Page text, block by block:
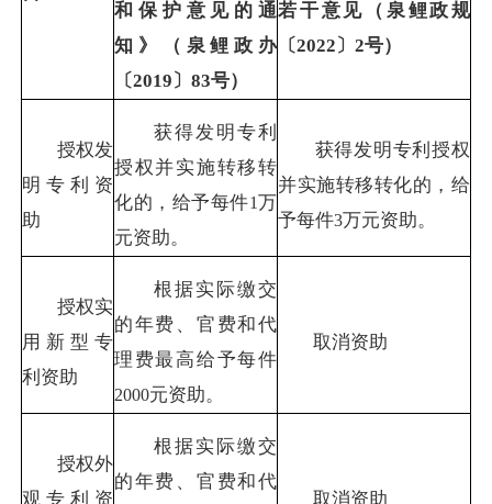
和保护意见的通
知》（泉鲤政办
〔2019 〕 83号）
若干意见（泉鲤政规
〔2022 〕 2号）
授权发
明专利资
助
获得发明专利
授权并实施转移转
化的，给予每件1万
元资助。
获得发明专利授权
并实施转移转化的，给
予每件3万元资助。
授权实
用新型专
利资助
根据实际缴交
的年费、官费和代
理费最高给予每件
2000元资助。
取消资助
授权外
观专利资
根据实际缴交
的年费、官费和代
取消资助